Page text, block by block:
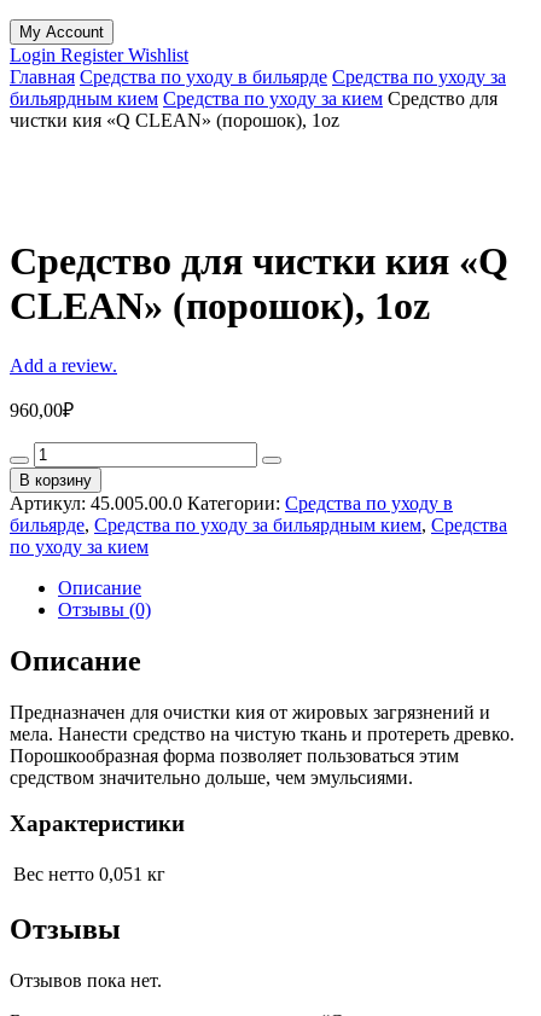
My Account
Login RegisterWishlist
Главная Средства по уходу в бильярде Средства по уходу за
бильярдным кием Средства по уходу за кием Средство для
чистки кия «Q CLEAN» (порошок), 1oz
Средство для чистки кия «Q
CLEAN» (порошок), 1oz
Add a review.
960,00₽
Средство
для
чистки
кия
«Q
CLEAN»
(порошок),
1oz
quantity
В корзину
Артикул: 45.005.00.0 Категории: Средства по уходу в
бильярде, Средства по уходу за бильярдным кием, Средства
по уходу за кием
Описание
Отзывы (0)
Описание
Предназначен для очистки кия от жировых загрязнений и
мела. Нанести средство на чистую ткань и протереть древко.
Порошкообразная форма позволяет пользоваться этим
средством значительно дольше, чем эмульсиями.
Характеристики
Вес нетто 0,051 кг
Отзывы
Отзывов пока нет.